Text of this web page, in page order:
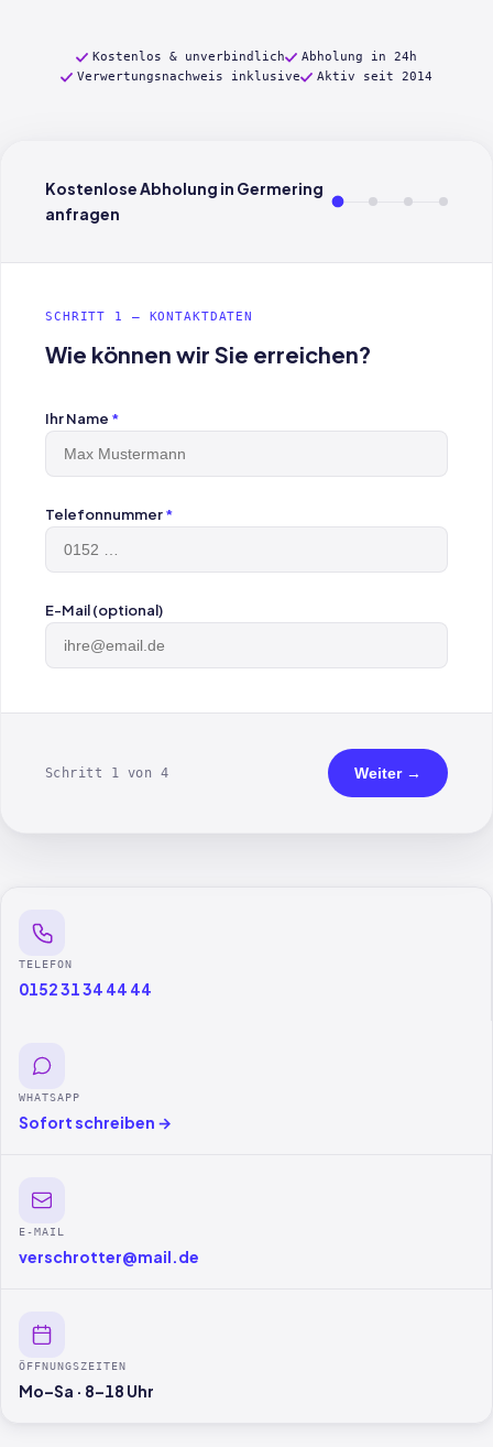
Kostenlos & unverbindlich
Abholung in 24h
Verwertungsnachweis inklusive
Aktiv seit 2014
Kostenlose Abholung in Germering
anfragen
SCHRITT 1 — KONTAKTDATEN
Wie können wir Sie erreichen?
Ihr Name *
Telefonnummer*
E-Mail (optional)
Schritt 1 von 4 Weiter →
TELEFON
0152 31 34 44 44
WHATSAPP
Sofort schreiben →
E-MAIL
verschrotter@mail.de
ÖFFNUNGSZEITEN
Mo–Sa · 8–18 Uhr